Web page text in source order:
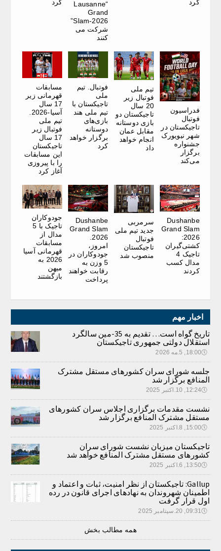
کرد
“Lausanne
Grand
Slam-2026”
شرکت می
کنند
کرد
فدراسیون
فوتبال
تاجیکستان در
شهر نیویورک
جشنواره‌
برگزار
می‌کند
تیم ملی
فوتبال زیر
20 سال
تاجیکستان دو
بازی دوستانه
مقابل عمان
انجام خواهد
داد
فوتبال. تیم
ملی
تاجیکستان با
تیم ملی هند
بازی‌های
دوستانه
برگزار خواهد
کرد
مسابقات
قهرمانی زیر
17 سال
تیم ملی
فوتبال زیر
17 سال
تاجیکستان
این مسابقات
را با پیروزی
آغاز کرد
Dushanbe
Grand Slam
2026:
کشتی‌گیران
تاجیک 4
مدال کسب
کردند
سرمربی
جدید تیم ملی
فوتبال
تاجیکستان
منصوب شد
Dushanbe
Grand Slam
امروز،
جودوکاران در
5 وزن به
رقابت خواهند
پرداخت
جودوکاران
تاجیک با 5
مدال از
مسابقات
قهرمانی آسیا
2026 به
میهن
بازگشتند
اخبار مهم
تاریخ گواه است… تقدیم به 35-مین سالگرد
استقلال دولتی جمهوری تاجیکستان
🕔18:00, 5.مه 2026
جلسه شورای سران کشورهای مستقل مشترک
المنافع برگزار شد
🕔12:24, 10.اکتبر 2025
نشست مقدمات برگزاری اجلاس سران کشورهای
مستقل مشترک المنافع برگزار شد
🕔15:00, 8.اکتبر 2025
تاجیکستان میزبان نشست شورای سران
کشورهای مستقل مشترک المنافع خواهد شد
🕔13:50, 6.اکتبر 2025
Gallup: تاجیکستان از نظر امنیت، ثبات و اعتماد و
اطمینان شهروندان به نهادهای اجرای قانون در رده
اول قرار گرفت
🕔09:31, 20.سپتامبر 2025
همه مطالب بخش